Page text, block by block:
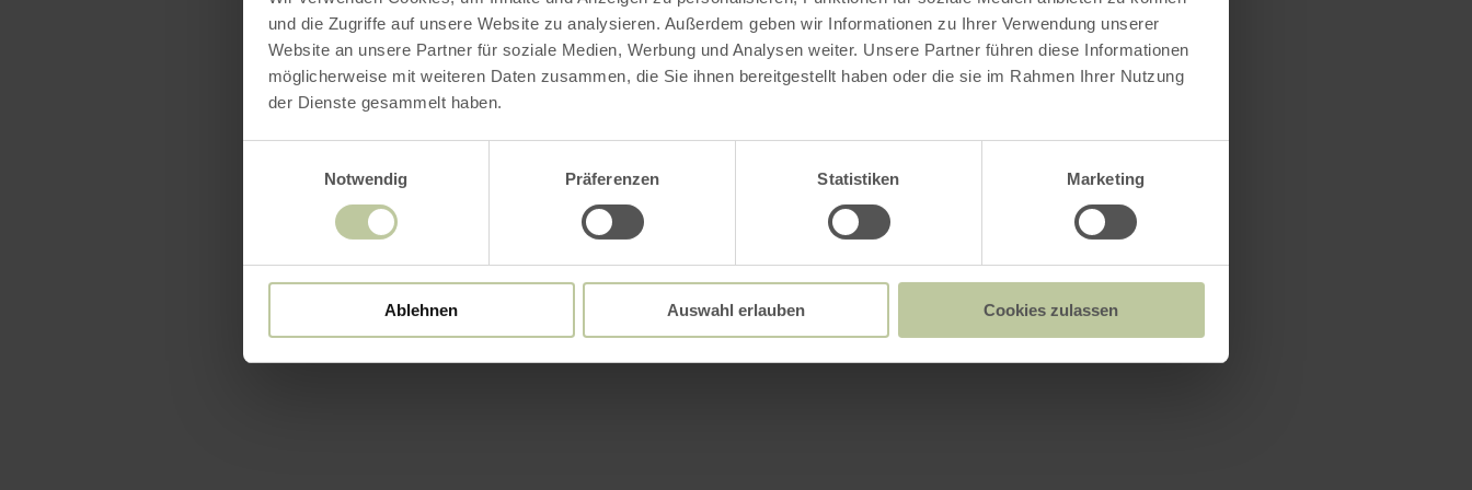
und die Zugriffe auf unsere Website zu analysieren. Außerdem geben wir Informationen zu Ihrer Verwendung unserer
Website an unsere Partner für soziale Medien, Werbung und Analysen weiter. Unsere Partner führen diese Informationen
möglicherweise mit weiteren Daten zusammen, die Sie ihnen bereitgestellt haben oder die sie im Rahmen Ihrer Nutzung
der Dienste gesammelt haben.
Notwendig
Präferenzen Statistiken Marketing
Ablehnen Auswahl erlauben Cookies zulassen